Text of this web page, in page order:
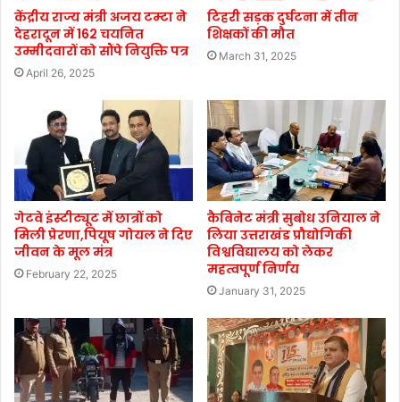
केंद्रीय राज्य मंत्री अजय टम्टा ने
देहरादून में 162 चयनित
उम्मीदवारों को सौंपे नियुक्ति पत्र
April 26, 2025
टिहरी सड़क दुर्घटना में तीन
शिक्षकों की मौत
March 31, 2025
गेटवे इंस्टीट्यूट में छात्रों को
मिली प्रेरणा,पियूष गोयल ने दिए
जीवन के मूल मंत्र
February 22, 2025
कैबिनेट मंत्री सुबोध उनियाल ने
लिया उत्तराखंड प्रौद्योगिकी
विश्वविद्यालय को लेकर
महत्वपूर्ण निर्णय
January 31, 2025